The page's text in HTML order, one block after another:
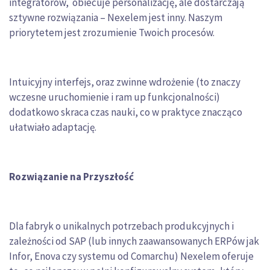
sztywne rozwiązania – Nexelem jest inny. Naszym
priorytetem jest zrozumienie Twoich procesów.
Intuicyjny interfejs, oraz zwinne wdrożenie (to znaczy
wczesne uruchomienie i ram up funkcjonalności)
dodatkowo skraca czas nauki, co w praktyce znacząco
ułatwiało adaptację.
Rozwiązanie na Przyszłość
Dla fabryk o unikalnych potrzebach produkcyjnych i
zależności od SAP (lub innych zaawansowanych ERPów jak
Infor, Enova czy systemu od Comarchu) Nexelem oferuje